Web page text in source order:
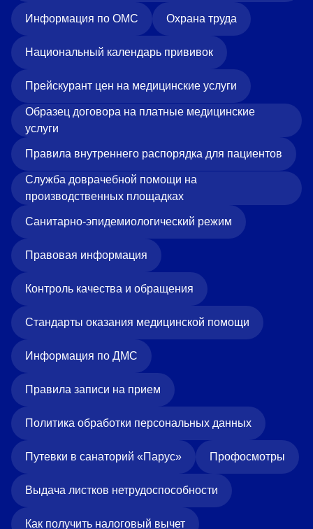
Информация по ОМС Охрана труда
Национальный календарь прививок
Прейскурант цен на медицинские услуги
Образец договора на платные медицинские
услуги
Правила внутреннего распорядка для пациентов
Служба доврачебной помощи на
производственных площадках
Санитарно-эпидемиологический режим
Правовая информация
Контроль качества и обращения
Стандарты оказания медицинской помощи
Информация по ДМС
Правила записи на прием
Политика обработки персональных данных
Путевки в санаторий «Парус» Профосмотры
Выдача листков нетрудоспособности
Как получить налоговый вычет